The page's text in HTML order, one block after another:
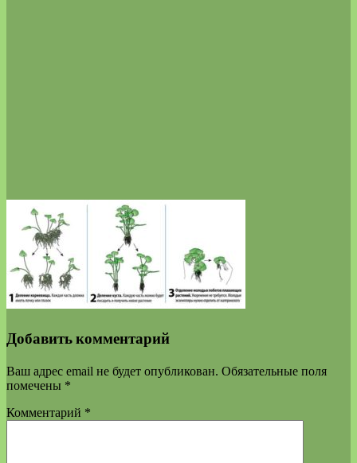
Добавить комментарий
Ваш адрес email не будет опубликован. Обязательные поля
помечены *
Комментарий *